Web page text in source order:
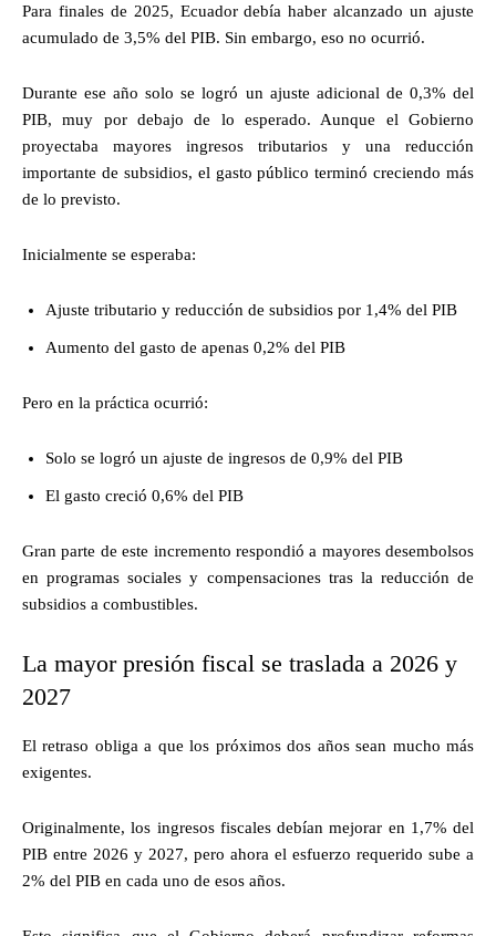
Para finales de 2025, Ecuador debía haber alcanzado un ajuste
acumulado de 3,5% del PIB. Sin embargo, eso no ocurrió.
Durante ese año solo se logró un ajuste adicional de 0,3% del
PIB, muy por debajo de lo esperado. Aunque el Gobierno
proyectaba mayores ingresos tributarios y una reducción
importante de subsidios, el gasto público terminó creciendo más
de lo previsto.
Inicialmente se esperaba:
Ajuste tributario y reducción de subsidios por 1,4% del PIB
Aumento del gasto de apenas 0,2% del PIB
Pero en la práctica ocurrió:
Solo se logró un ajuste de ingresos de 0,9% del PIB
El gasto creció 0,6% del PIB
Gran parte de este incremento respondió a mayores desembolsos
en programas sociales y compensaciones tras la reducción de
subsidios a combustibles.
La mayor presión fiscal se traslada a 2026 y
2027
El retraso obliga a que los próximos dos años sean mucho más
exigentes.
Originalmente, los ingresos fiscales debían mejorar en 1,7% del
PIB entre 2026 y 2027, pero ahora el esfuerzo requerido sube a
2% del PIB en cada uno de esos años.